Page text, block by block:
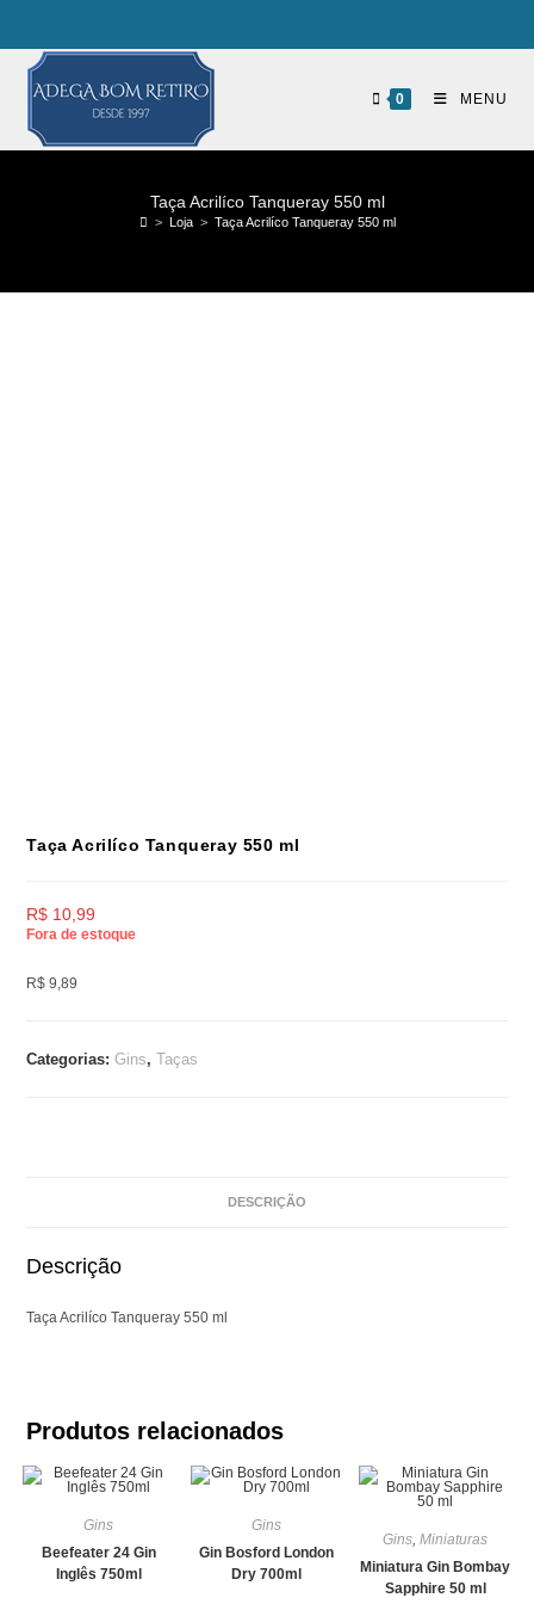
0 MENU
Taça Acrilíco Tanqueray 550 ml
> Loja > Taça Acrilíco Tanqueray 550 ml
Taça Acrilíco Tanqueray 550 ml
R$ 10,99
Fora de estoque
R$ 9,89
Categorias:Gins,Taças
DESCRIÇÃO
Descrição
Taça Acrilíco Tanqueray 550 ml
Produtos relacionados
Gins
Beefeater 24 Gin
Inglês 750ml
Gins
Gin Bosford London
Dry 700ml
Gins,Miniaturas
Miniatura Gin Bombay
Sapphire 50 ml